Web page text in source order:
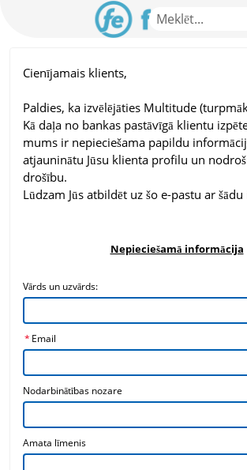
Cienījamais klients,
Paldies, ka izvēlējāties Multitude
Kā daļa no bankas pastāvīgā klientu
mums ir nepieciešama papildu
atjauninātu Jūsu klienta profilu un
drošību.
Lūdzam Jūs atbildēt uz šo e-pastu ar
Nepieciešamā informācija
Vārds un uzvārds:
* Email
Nodarbinātības nozare
Amata līmenis